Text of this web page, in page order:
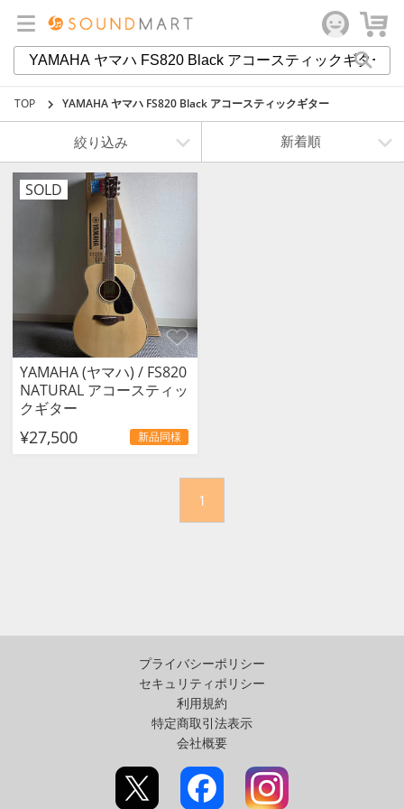
TOP YAMAHA ヤマハ FS820 Black アコースティックギター
絞り込み
SOLD
YAMAHA (ヤマハ) / FS820
NATURAL アコースティッ
クギター
¥27,500 新品同様
1
プライバシーポリシー
セキュリティポリシー
利用規約
特定商取引法表示
会社概要